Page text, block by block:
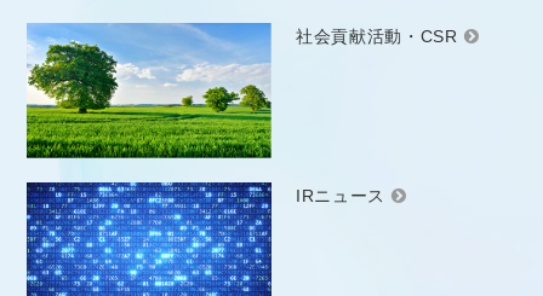
社会貢献活動・CSR
IRニュース